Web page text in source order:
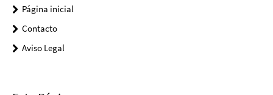
Página inicial
Contacto
Aviso Legal